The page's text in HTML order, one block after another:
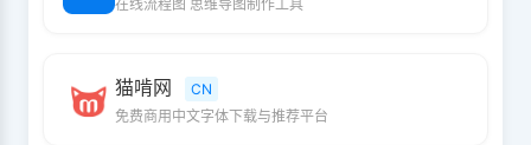
在线流程图 思维导图制作工具
猫啃网
CN
免费商用中文字体下载与推荐平台